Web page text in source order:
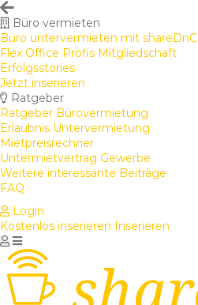
Büro vermieten
Büro untervermieten mit shareDnC
Flex Office Profis Mitgliedschaft
Erfolgsstories
Jetzt inserieren
Ratgeber
Ratgeber Bürovermietung
Erlaubnis Untervermietung
Mietpreisrechner
Untermietvertrag Gewerbe
Weitere interessante Beiträge
FAQ
Login
Kostenlos inserieren Inserieren